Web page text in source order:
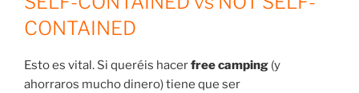
CONTAINED
Esto es vital. Si queréis hacerfree camping (y
ahorraros mucho dinero) tiene que ser